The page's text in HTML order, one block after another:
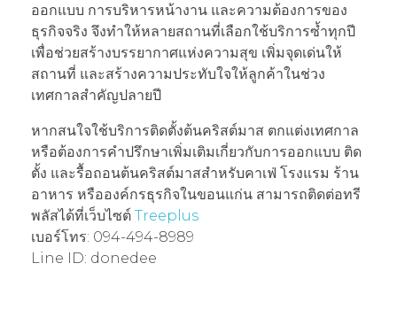
ออกแบบ การบริหารหน้างาน และความต้องการของ
ธุรกิจจริง จึงทำให้หลายสถานที่เลือกใช้บริการซ้ำทุกปี
เพื่อช่วยสร้างบรรยากาศแห่งความสุข เพิ่มจุดเด่นให้
สถานที่ และสร้างความประทับใจให้ลูกค้าในช่วง
เทศกาลสำคัญปลายปี
หากสนใจใช้บริการติดตั้งต้นคริสต์มาส ตกแต่งเทศกาล
หรือต้องการคำปรึกษาเพิ่มเติมเกี่ยวกับการออกแบบ ติด
ตั้ง และรื้อถอนต้นคริสต์มาสสำหรับคาเฟ่ โรงแรม ร้าน
อาหาร หรือองค์กรธุรกิจในขอนแก่น สามารถติดต่อทรี
พลัสได้ที่เว็บไซต์ Treeplus
เบอร์โทร: 094-494-8989
Line ID: donedee